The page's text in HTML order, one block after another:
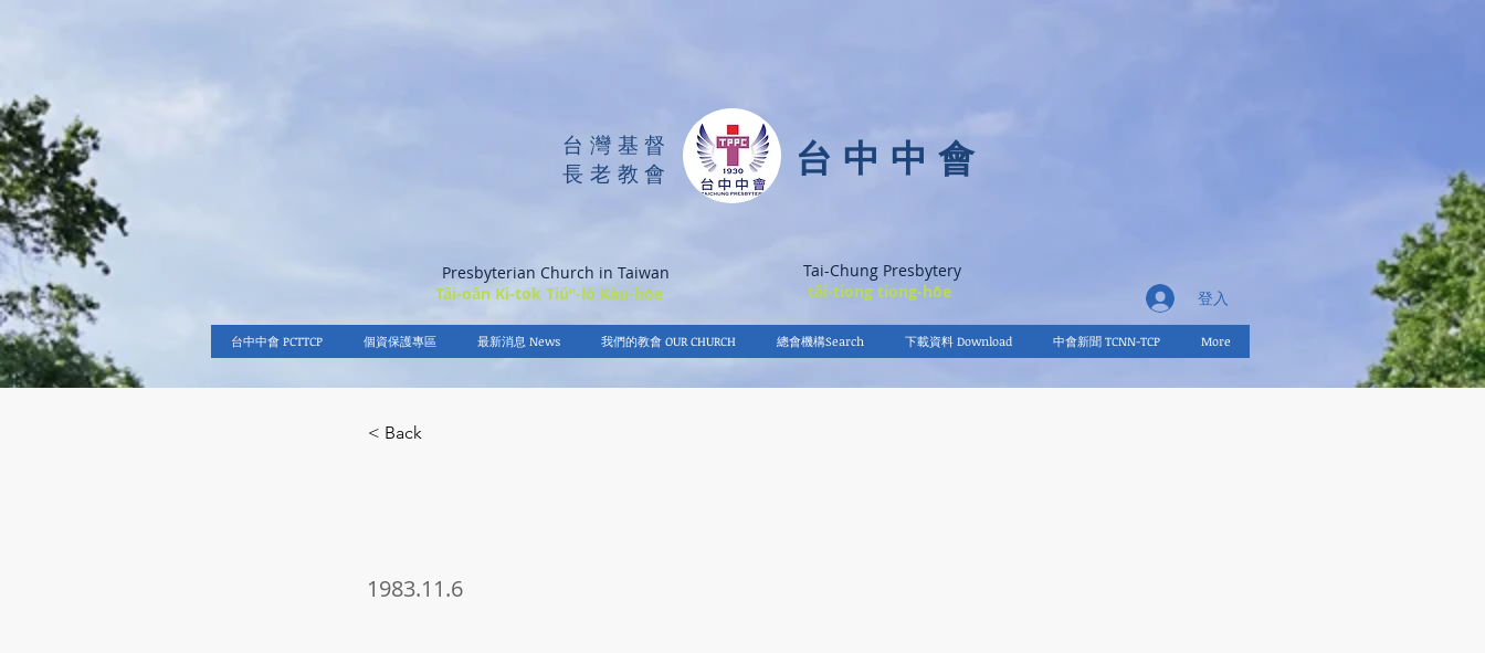
台灣基督
長老教會
台中中會
Presbyterian Church in Taiwan
Tâi-oân Ki-tok Tiúⁿ-ló Kàu-hōe
Tai-Chung Presbytery
tâi-tiong tiong-hōe
登入
台中中會 PCTTCP 個資保護專區 最新消息 News 我們的教會 OUR CHURCH 總會機構Search 下載資料 Download 中會新聞 TCNN-TCP More
< Back
1983.11.6